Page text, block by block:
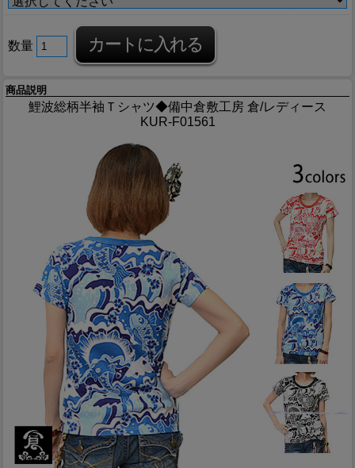
数量
商品説明
鯉波総柄半袖Ｔシャツ◆備中倉敷工房 倉/レディース
KUR-F01561